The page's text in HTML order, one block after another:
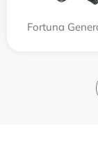
Fortuna